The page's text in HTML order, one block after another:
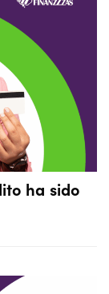
ha sido